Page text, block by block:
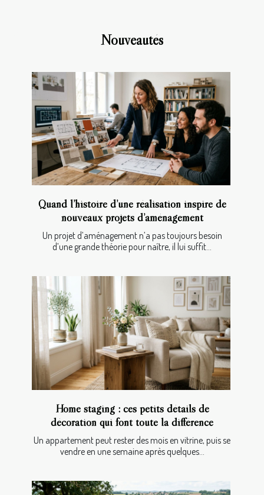
Nouveautés
Quand l’histoire d’une réalisation inspire de
nouveaux projets d’aménagement
Un projet d’aménagement n’a pas toujours besoin
d’une grande théorie pour naître, il lui suffit...
Home staging : ces petits détails de
décoration qui font toute la différence
Un appartement peut rester des mois en vitrine, puis se
vendre en une semaine après quelques...